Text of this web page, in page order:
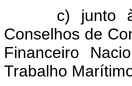
c) junto
Conselhos de
Financeiro
Trabalho